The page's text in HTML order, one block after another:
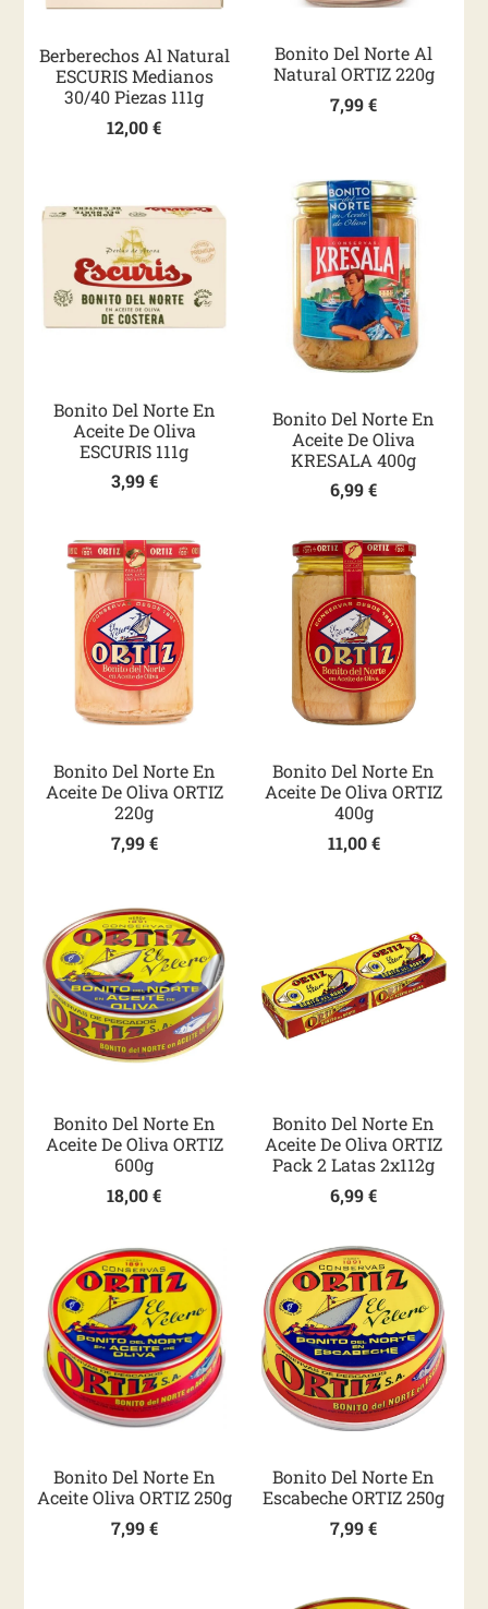
Berberechos Al Natural
ESCURIS Medianos
30/40 Piezas 111g
12,00€
Bonito Del Norte Al
Natural ORTIZ 220g
7,99€
Bonito Del Norte En
Aceite De Oliva
ESCURIS 111g
3,99€
Bonito Del Norte En
Aceite De Oliva
KRESALA 400g
6,99€
Bonito Del Norte En
Aceite De Oliva ORTIZ
220g
7,99€
Bonito Del Norte En
Aceite De Oliva ORTIZ
400g
11,00€
Bonito Del Norte En
Aceite De Oliva ORTIZ
600g
18,00€
Bonito Del Norte En
Aceite De Oliva ORTIZ
Pack 2 Latas 2x112g
6,99€
Bonito Del Norte En
Aceite Oliva ORTIZ 250g
7,99€
Bonito Del Norte En
Escabeche ORTIZ 250g
7,99€